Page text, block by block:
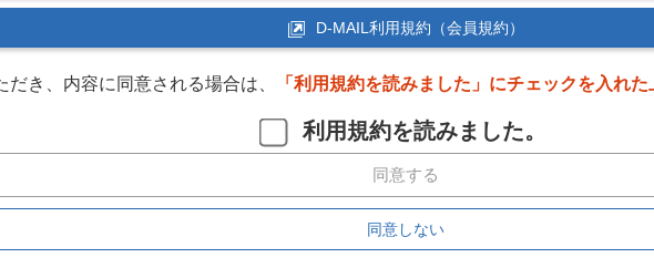
D-MAIL利用規約（会員規約）
き、内容に同意される場合は、 「利用規約を読みました」にチェックを入れた
利用規約を読みました。
同意する
同意しない